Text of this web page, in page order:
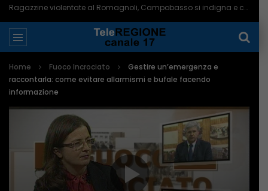
Ragazzine violentate al Romagnoli, Campobasso si indigna e chiede più controlli – 06/08/2026
Home Fuoco Incrociato
Gestire un’emergenza e
raccontarla: come evitare allarmismi e bufale facendo
informazione